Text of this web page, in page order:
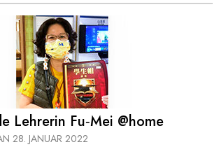
Lehrerin Fu‑Mei @home
28. JANUAR 2022